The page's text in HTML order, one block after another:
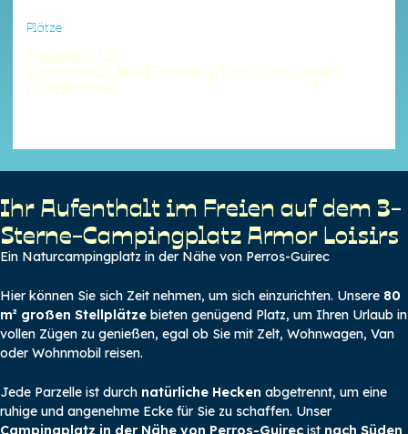
Plätze
|
Stellplatz für
Wohnmobil/Zelt+1Fahrzeug/Van/Wohnwagen
(Einzelachse)
Ihr Aufenthalt im Freien auf dem 3-
Sterne-Campingplatz Armor Loisirs
Ein Naturcampingplatz in der Nähe von Perros-Guirec
Hier können Sie sich Zeit nehmen, um sich einzurichten. Unsere 80
m² großen Stellplätze bieten genügend Platz, um Ihren Urlaub in
vollen Zügen zu genießen, egal ob Sie mit Zelt, Wohnwagen, Van
oder Wohnmobil reisen.
Jede Parzelle ist durch natürliche Hecken abgetrennt, um eine
ruhige und angenehme Ecke für Sie zu schaffen. Unser
Campingplatz in der Nähe von Perros-Guirec ist nach Süden